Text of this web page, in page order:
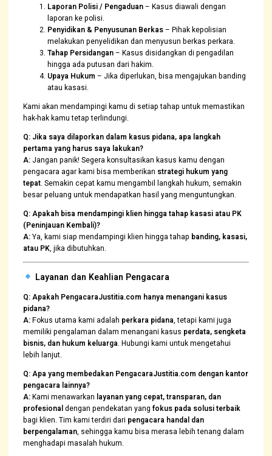
Laporan Polisi / Pengaduan– Kasus diawali dengan
laporan ke polisi.
Penyidikan & Penyusunan Berkas– Pihak kepolisian
melakukan penyelidikan dan menyusun berkas perkara.
Tahap Persidangan– Kasus disidangkan di pengadilan
hingga ada putusan dari hakim.
Upaya Hukum – Jika diperlukan, bisa mengajukan banding
atau kasasi.
Kami akan mendampingi kamu di setiap tahap untuk memastikan
hak-hak kamu tetap terlindungi.
Q: Jika saya dilaporkan dalam kasus pidana, apa langkah
pertama yang harus saya lakukan?
A: Jangan panik! Segera konsultasikan kasus kamu dengan
pengacara agar kami bisa memberikan strategi hukum yang
tepat. Semakin cepat kamu mengambil langkah hukum, semakin
besar peluang untuk mendapatkan hasil yang menguntungkan.
Q: Apakah bisa mendampingi klien hingga tahap kasasi atau PK
(Peninjauan Kembali)?
A:Ya, kami siap mendampingi klien hingga tahap banding, kasasi,
atau PK, jika dibutuhkan.
Layanan dan Keahlian Pengacara
Q: Apakah PengacaraJustitia.com hanya menangani kasus
pidana?
A:Fokus utama kami adalah perkara pidana, tetapi kami juga
memiliki pengalaman dalam menangani kasus perdata, sengketa
bisnis, dan hukum keluarga. Hubungi kami untuk mengetahui
lebih lanjut.
Q: Apa yang membedakan PengacaraJustitia.com dengan kantor
pengacara lainnya?
A:Kami menawarkan layanan yang cepat, transparan, dan
profesionaldengan pendekatan yangfokus pada solusi terbaik
bagi klien. Tim kami terdiri dari pengacara handal dan
berpengalaman, sehingga kamu bisa merasa lebih tenang dalam
menghadapi masalah hukum.